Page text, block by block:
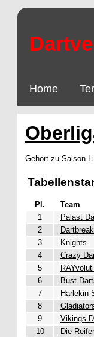
Home
Gehört zu Saison
Pl. Team
1
Palast
2
3
Knights
4
Crazy
5
6
Bust
7
Harlekin
8
9
Vikings
10
Die